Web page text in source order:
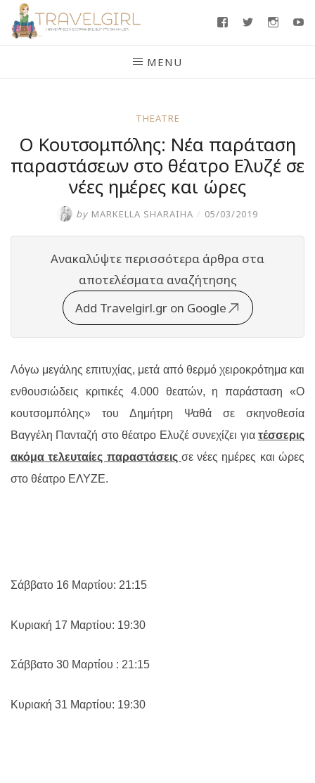
Skip
FacebookTwitter
MENU
THEATRE
Ο Κουτσομπόλης: Νέα παράταση
παραστάσεων στο θέατρο Ελυζέ σε
νέες ημέρες και ώρες
by MARKELLA SHARAIHA / 05/03/2019
Ανακαλύψτε περισσότερα άρθρα στα
αποτελέσματα αναζήτησης
Add Travelgirl.gr on Google
Λόγω μεγάλης επιτυχίας, μετά από θερμό χειροκρότημα και
ενθουσιώδεις κριτικές 4.000 θεατών, η παράσταση «Ο
κουτσομπόλης» του Δημήτρη Ψαθά σε σκηνοθεσία
Βαγγέλη Πανταζή στο θέατρο Ελυζέ συνεχίζει για τέσσερις
ακόμα τελευταίες παραστάσεις σε νέες ημέρες και ώρες
στο θέατρο ΕΛΥΖΕ.
Σάββατο 16 Μαρτίου: 21:15
Κυριακή 17 Μαρτίου: 19:30
Σάββατο 30 Μαρτίου : 21:15
Κυριακή 31 Μαρτίου: 19:30